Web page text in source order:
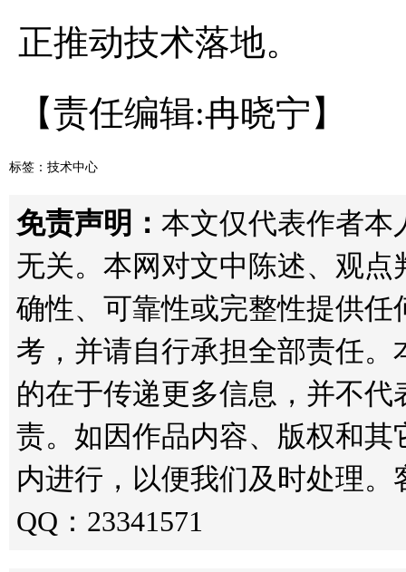
正推动技术落地。
【责任编辑:冉晓宁】
标签： 技术中心
免责声明： 本文仅代表作者本
无关。本网对文中陈述、观
确性、可靠性或完整性提供
考，并请自行承担全部责任
的在于传递更多信息，并不
责。如因作品内容、版权和
内进行，以便我们及时处理。
QQ：23341571